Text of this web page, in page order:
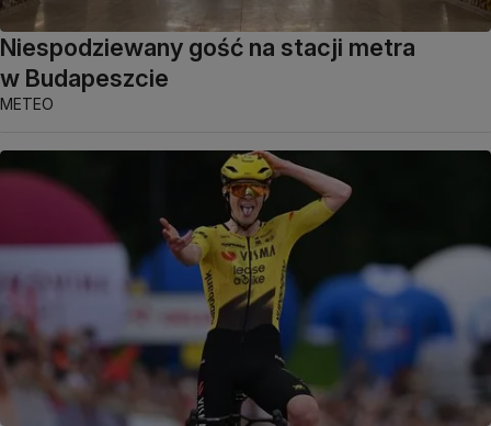
Niespodziewany gość na stacji metra
w Budapeszcie
METEO